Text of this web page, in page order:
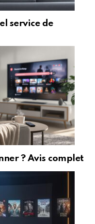
service de
? Avis complet